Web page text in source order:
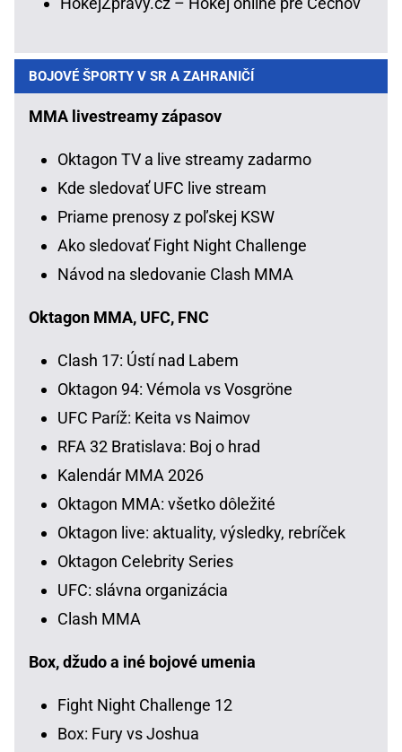
BOJOVÉ ŠPORTY V SR A ZAHRANIČÍ
MMA livestreamy zápasov
Oktagon TV a live streamy zadarmo
Kde sledovať UFC live stream
Priame prenosy z poľskej KSW
Ako sledovať Fight Night Challenge
Návod na sledovanie Clash MMA
Oktagon MMA, UFC, FNC
Clash 17: Ústí nad Labem
Oktagon 94: Vémola vs Vosgröne
UFC Paríž: Keita vs Naimov
RFA 32 Bratislava: Boj o hrad
Kalendár MMA 2026
Oktagon MMA: všetko dôležité
Oktagon live: aktuality, výsledky, rebríček
Oktagon Celebrity Series
UFC: slávna organizácia
Clash MMA
Box, džudo a iné bojové umenia
Fight Night Challenge 12
Box: Fury vs Joshua